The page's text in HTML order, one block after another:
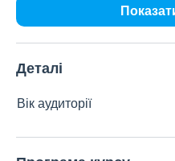
Деталі
Вік аудиторії